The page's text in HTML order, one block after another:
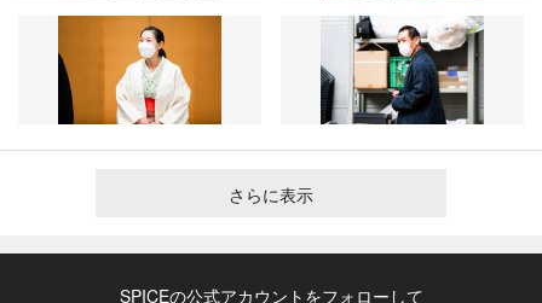
さらに表示
SPICEの公式アカウントをフォローして